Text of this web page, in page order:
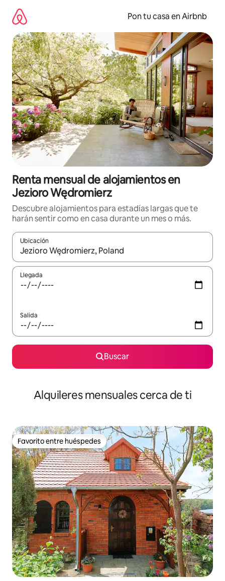
contenido
Pon tu casa en Airbnb
Renta mensual de alojamientos en
Jezioro Wędromierz
Descubre alojamientos para estadías largas que te
harán sentir como en casa durante un mes o más.
Ubicación
Cuando los resultados estén disponibles, navega con las
Llegada
Salida
Buscar
Alquileres mensuales cerca de ti
Favorito entre huéspedes
Favorito entre huéspedes